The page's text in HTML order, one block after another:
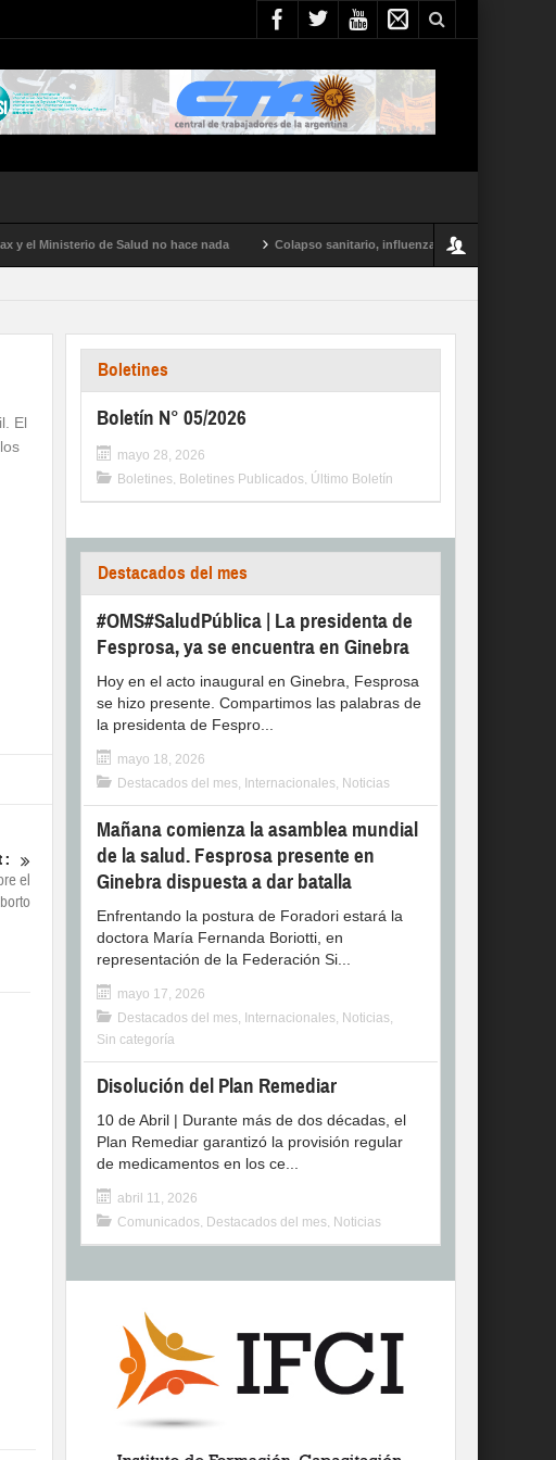
Ministerio de Salud no hace nada Colapso sanitario, influenza tipo A y conflictos en
El
:
el
Boletines
Boletín N° 05/2026
mayo 28, 2026
Boletines, Boletines Publicados, Último Boletín
Destacados del mes
#OMS#SaludPública | La presidenta de
Fesprosa, ya se encuentra en Ginebra
Hoy en el acto inaugural en Ginebra, Fesprosa
se hizo presente. Compartimos las palabras de
la presidenta de Fespro...
mayo 18, 2026
Destacados del mes, Internacionales, Noticias
Mañana comienza la asamblea mundial
de la salud. Fesprosa presente en
Ginebra dispuesta a dar batalla
Enfrentando la postura de Foradori estará la
doctora María Fernanda Boriotti, en
representación de la Federación Si...
mayo 17, 2026
Destacados del mes, Internacionales, Noticias,
Sin categoría
Disolución del Plan Remediar
10 de Abril | Durante más de dos décadas, el
Plan Remediar garantizó la provisión regular
de medicamentos en los ce...
abril 11, 2026
Comunicados, Destacados del mes, Noticias